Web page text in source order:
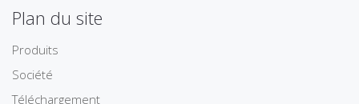
Plan du site
Produits
Société
Téléchargement